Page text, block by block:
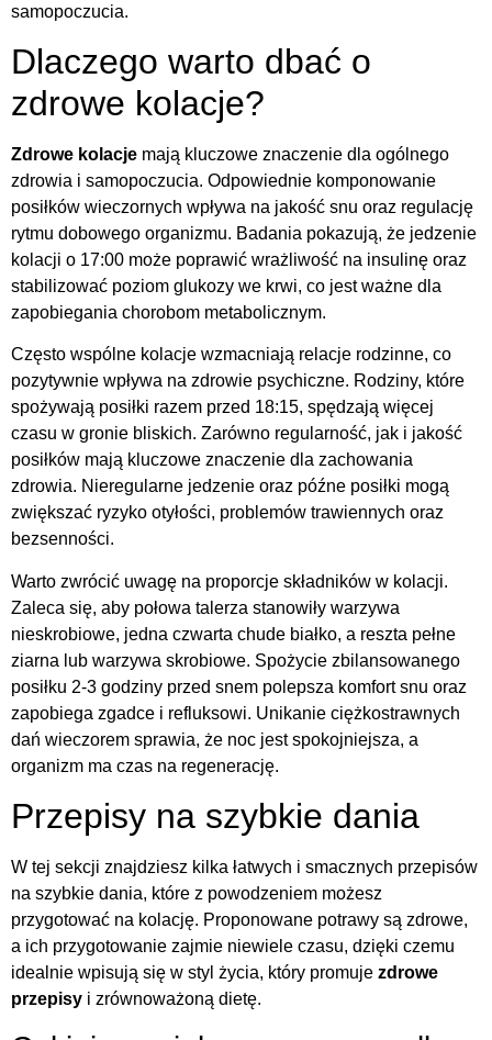
samopoczucia.
Dlaczego warto dbać o
zdrowe kolacje?
Zdrowe kolacje mają kluczowe znaczenie dla ogólnego
zdrowia i samopoczucia. Odpowiednie komponowanie
posiłków wieczornych wpływa na jakość snu oraz regulację
rytmu dobowego organizmu. Badania pokazują, że jedzenie
kolacji o 17:00 może poprawić wrażliwość na insulinę oraz
stabilizować poziom glukozy we krwi, co jest ważne dla
zapobiegania chorobom metabolicznym.
Często wspólne kolacje wzmacniają relacje rodzinne, co
pozytywnie wpływa na zdrowie psychiczne. Rodziny, które
spożywają posiłki razem przed 18:15, spędzają więcej
czasu w gronie bliskich. Zarówno regularność, jak i jakość
posiłków mają kluczowe znaczenie dla zachowania
zdrowia. Nieregularne jedzenie oraz późne posiłki mogą
zwiększać ryzyko otyłości, problemów trawiennych oraz
bezsenności.
Warto zwrócić uwagę na proporcje składników w kolacji.
Zaleca się, aby połowa talerza stanowiły warzywa
nieskrobiowe, jedna czwarta chude białko, a reszta pełne
ziarna lub warzywa skrobiowe. Spożycie zbilansowanego
posiłku 2-3 godziny przed snem polepsza komfort snu oraz
zapobiega zgadce i refluksowi. Unikanie ciężkostrawnych
dań wieczorem sprawia, że noc jest spokojniejsza, a
organizm ma czas na regenerację.
Przepisy na szybkie dania
W tej sekcji znajdziesz kilka łatwych i smacznych przepisów
na szybkie dania, które z powodzeniem możesz
przygotować na kolację. Proponowane potrawy są zdrowe,
a ich przygotowanie zajmie niewiele czasu, dzięki czemu
idealnie wpisują się w styl życia, który promuje zdrowe
przepisy i zrównoważoną dietę.